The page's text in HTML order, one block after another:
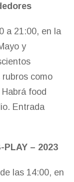
a 21:00, en la
y
como
food
Entrada
– 2023
las 14:00, en